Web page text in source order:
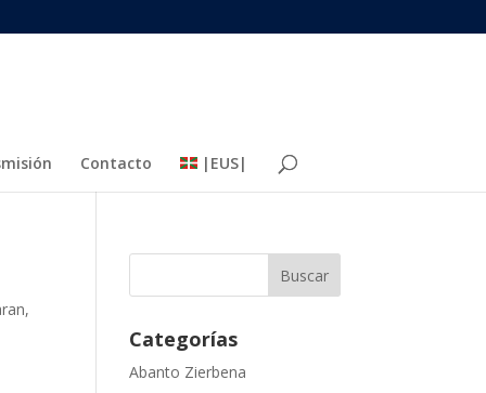
Contacto |EUS|
,
Categorías
Abanto Zierbena